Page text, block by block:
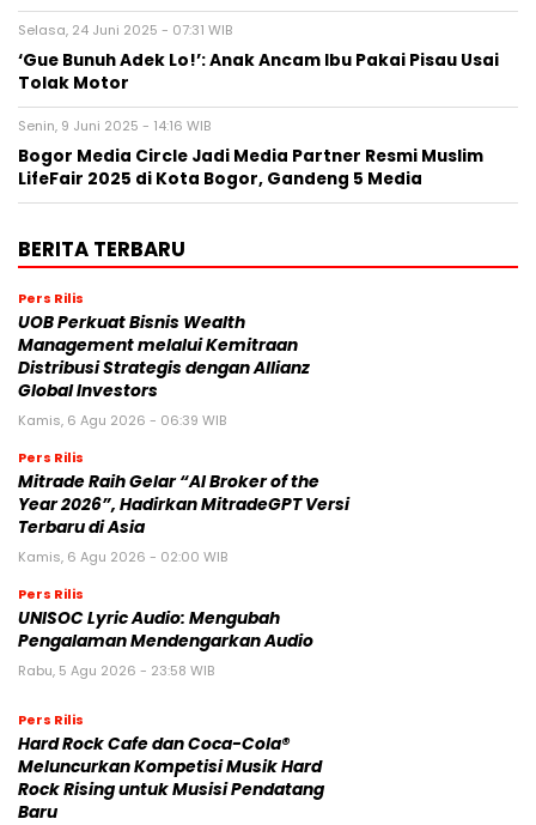
Selasa, 24 Juni 2025 - 07:31 WIB
‘Gue Bunuh Adek Lo!’: Anak Ancam Ibu Pakai Pisau Usai
Tolak Motor
Senin, 9 Juni 2025 - 14:16 WIB
Bogor Media Circle Jadi Media Partner Resmi Muslim
LifeFair 2025 di Kota Bogor, Gandeng 5 Media
BERITA TERBARU
Pers Rilis
UOB Perkuat Bisnis Wealth
Management melalui Kemitraan
Distribusi Strategis dengan Allianz
Global Investors
Kamis, 6 Agu 2026 - 06:39 WIB
Pers Rilis
Mitrade Raih Gelar “AI Broker of the
Year 2026”, Hadirkan MitradeGPT Versi
Terbaru di Asia
Kamis, 6 Agu 2026 - 02:00 WIB
Pers Rilis
UNISOC Lyric Audio: Mengubah
Pengalaman Mendengarkan Audio
Rabu, 5 Agu 2026 - 23:58 WIB
Pers Rilis
Hard Rock Cafe dan Coca-Cola®
Meluncurkan Kompetisi Musik Hard
Rock Rising untuk Musisi Pendatang
Baru